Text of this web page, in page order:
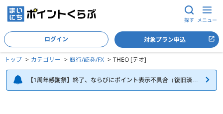
探す メニュー
ログイン 対象プラン申込
トップ カテゴリー 銀行/証券/FX THEO [テオ]
【1周年感謝祭】終了、ならびにポイント表示不具合（復旧済